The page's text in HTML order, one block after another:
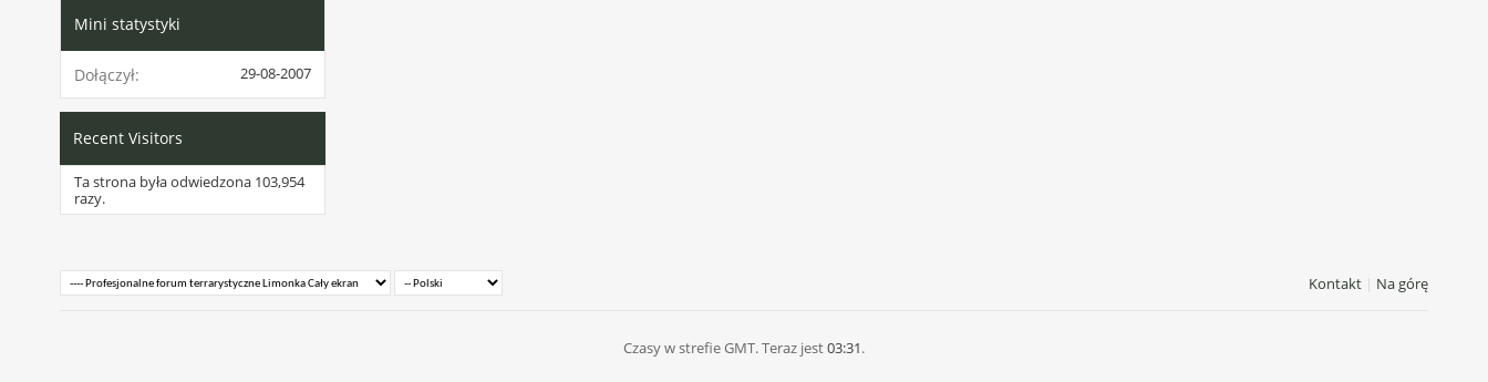
Mini statystyki
Dołączył 29-08-2007
Recent Visitors
Ta strona była odwiedzona 103,954
razy.
Kontakt | Na górę
Czasy w strefie GMT. Teraz jest03:31.